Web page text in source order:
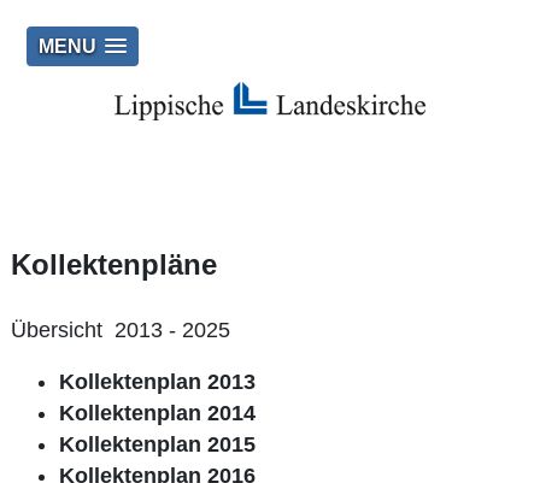
MENU
Kollektenpläne
Übersicht 2013 - 2025
Kollektenplan 2013
Kollektenplan 2014
Kollektenplan 2015
Kollektenplan 2016